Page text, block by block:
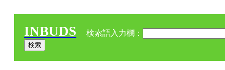
INBUDS 検索語入力欄：